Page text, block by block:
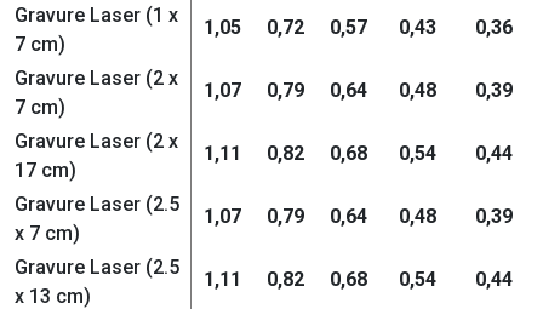
Gravure Laser (1 x
7 cm)
1,05 0,72 0,57 0,43 0,36
Gravure Laser (2 x
7 cm)
1,07 0,79 0,64 0,48 0,39
Gravure Laser (2 x
17 cm)
1,11 0,82 0,68 0,54 0,44
Gravure Laser (2.5
x 7 cm)
1,07 0,79 0,64 0,48 0,39
Gravure Laser (2.5
x 13 cm)
1,11 0,82 0,68 0,54 0,44